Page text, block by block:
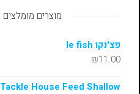
מוצרים מומלצים
פצ'נקו le fish
₪11.00
Tackle House Feed Shallow